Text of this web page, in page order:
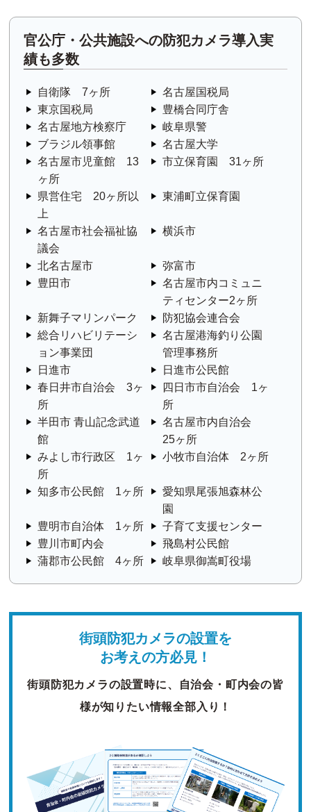
官公庁・公共施設への防犯カメラ導入実
績も多数
自衛隊 7ヶ所
名古屋国税局
東京国税局
豊橋合同庁舎
名古屋地方検察庁
岐阜県警
ブラジル領事館
名古屋大学
名古屋市児童館 13
ヶ所
市立保育園 31ヶ所
県営住宅 20ヶ所以
上
東浦町立保育園
名古屋市社会福祉協
議会
横浜市
北名古屋市
弥富市
豊田市
名古屋市内コミュニ
ティセンター2ヶ所
新舞子マリンパーク
防犯協会連合会
総合リハビリテーシ
ョン事業団
名古屋港海釣り公園
管理事務所
日進市
日進市公民館
春日井市自治会 3ヶ
所
四日市市自治会 1ヶ
所
半田市 青山記念武道
館
名古屋市内自治会
25ヶ所
みよし市行政区 1ヶ
所
小牧市自治体 2ヶ所
知多市公民館 1ヶ所
愛知県尾張旭森林公
園
豊明市自治体 1ヶ所
子育て支援センター
豊川市町内会
飛島村公民館
蒲郡市公民館 4ヶ所
岐阜県御嵩町役場
街頭防犯カメラの設置を
お考えの方必見！
街頭防犯カメラの設置時に、自治会・町内会の皆
様が知りたい情報全部入り！